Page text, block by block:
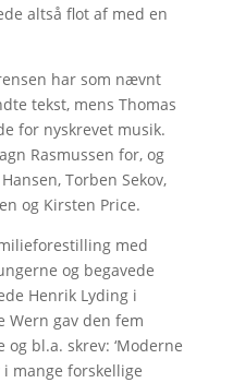
altså flot af med en
har som nævnt
tekst, mens Thomas
for nyskrevet musik.
Rasmussen for, og
Torben Sekov,
og Kirsten Price.
med
og begavede
Henrik Lyding i
Wern gav den fem
bl.a. skrev: ‘Moderne
mange forskellige